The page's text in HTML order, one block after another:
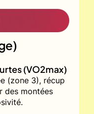
(VO2max)
(zone 3), récup
des montées